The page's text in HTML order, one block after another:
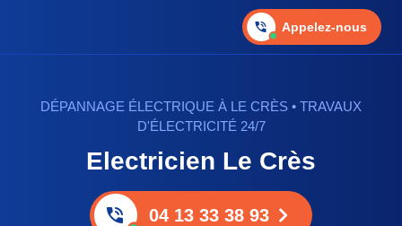
Appelez-nous
DÉPANNAGE ÉLECTRIQUE À LE CRÈS • TRAVAUX
D'ÉLECTRICITÉ 24/7
Electricien Le Crès
04 13 33 38 93